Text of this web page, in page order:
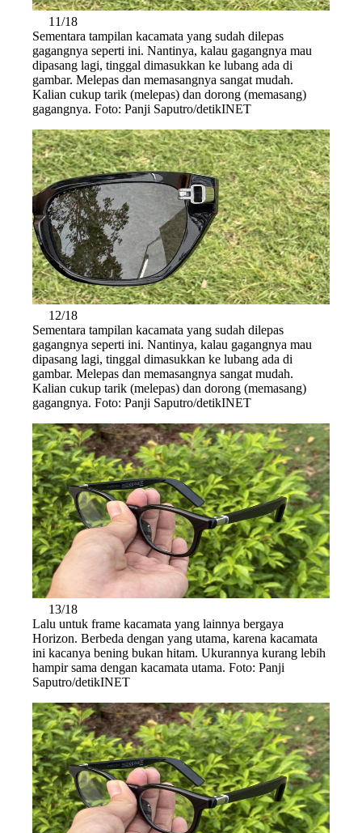
11/18
Sementara tampilan kacamata yang sudah dilepas
gagangnya seperti ini. Nantinya, kalau gagangnya mau
dipasang lagi, tinggal dimasukkan ke lubang ada di
gambar. Melepas dan memasangnya sangat mudah.
Kalian cukup tarik (melepas) dan dorong (memasang)
gagangnya. Foto: Panji Saputro/detikINET
12/18
Sementara tampilan kacamata yang sudah dilepas
gagangnya seperti ini. Nantinya, kalau gagangnya mau
dipasang lagi, tinggal dimasukkan ke lubang ada di
gambar. Melepas dan memasangnya sangat mudah.
Kalian cukup tarik (melepas) dan dorong (memasang)
gagangnya. Foto: Panji Saputro/detikINET
13/18
Lalu untuk frame kacamata yang lainnya bergaya
Horizon. Berbeda dengan yang utama, karena kacamata
ini kacanya bening bukan hitam. Ukurannya kurang lebih
hampir sama dengan kacamata utama. Foto: Panji
Saputro/detikINET